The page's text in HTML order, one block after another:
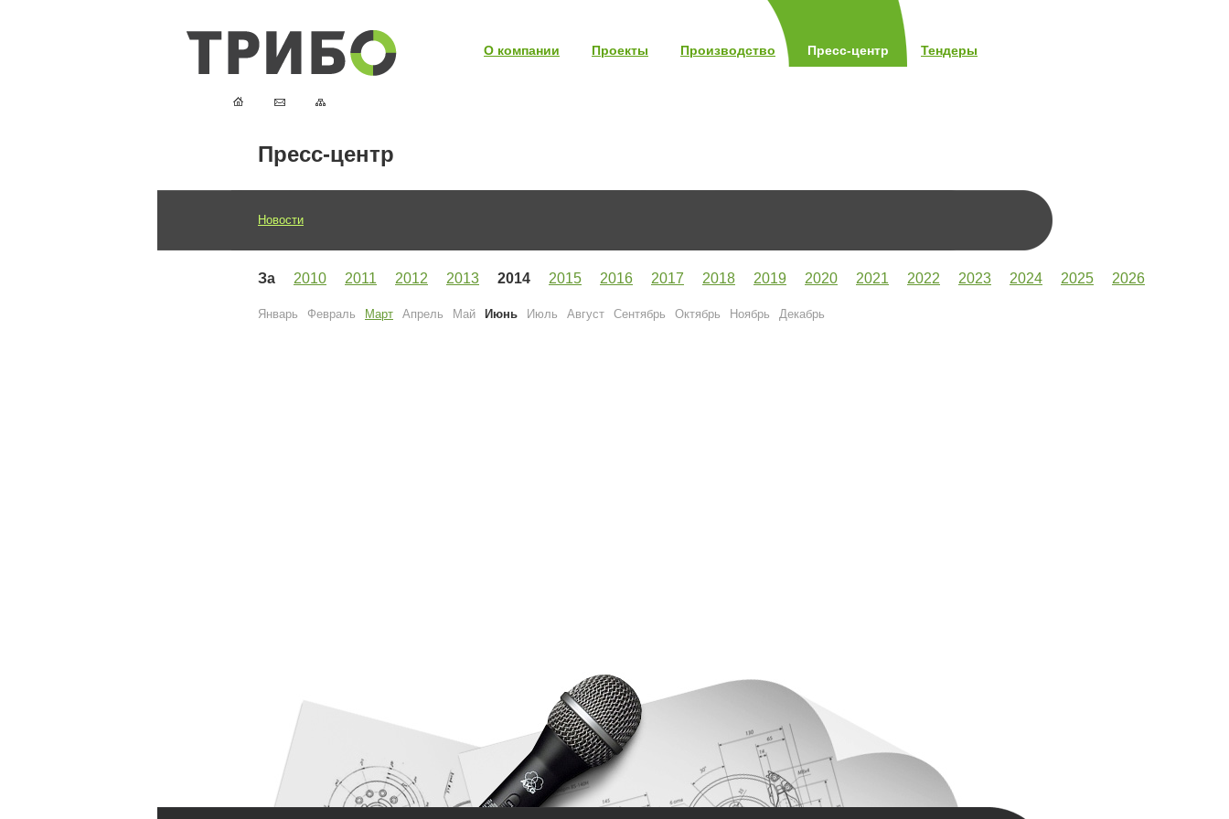
О компании Проекты Производство Пресс-центр Тендеры
Пресс-центр
Новости
За 2010 2011 2012 2013 2014 2015 2016 2017 2018 2019 2020 2021 2022 2023 2024 2025 2026
Январь Февраль Март Апрель Май Июнь Июль Август Сентябрь Октябрь Ноябрь Декабрь